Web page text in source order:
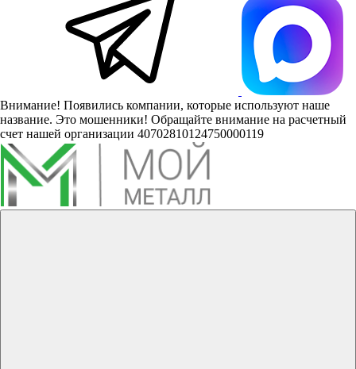
Внимание! Появились компании, которые используют наше
название. Это мошенники! Обращайте внимание на расчетный
счет нашей организации 40702810124750000119